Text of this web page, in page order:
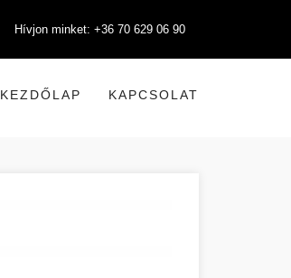
Hívjon minket: +36 70 629 06 90
KEZDŐLAP KAPCSOLAT